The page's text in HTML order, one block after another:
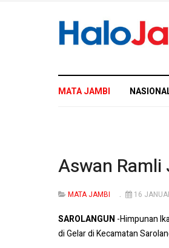
MATA JAMBI
Aswan Ramli
MATA JAMBI 16
SAROLANGUN -Himpunan
di Gelar di Kecamatan